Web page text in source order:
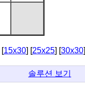
[15x30] [25x25] [30x30]
솔루션 보기